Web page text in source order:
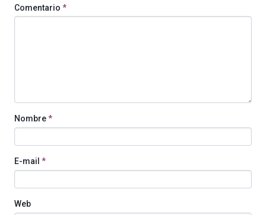
Comentario *
Nombre*
E-mail *
Web